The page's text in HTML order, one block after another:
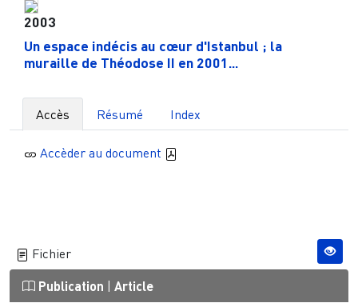
2003
Un espace indécis au cœur d'Istanbul ; la
muraille de Théodose II en 2001...
Accès Résumé Index
Accèder au document
Fichier
Publication Article